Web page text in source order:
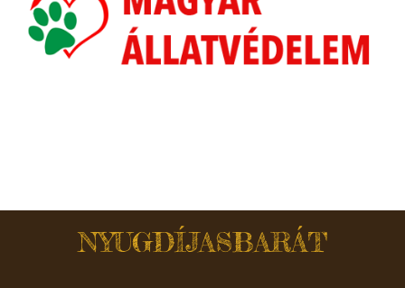
NYUGDÍJASBARÁT